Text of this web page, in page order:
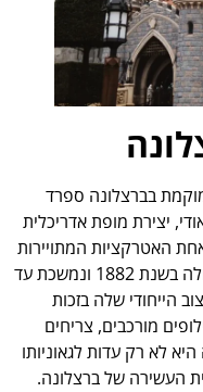
בברצלונה ספרד
יצירת מופת אדריכלית
האטרקציות המתויירות
ביותר באירופה. בניית סגרדה פמיליה החלה בשנת 1882 ונמשכת עד
הייחודי שלה בזכות
מורכבים, צריחים
לא רק עדות לגאוניותו
העשירה של ברצלונה.